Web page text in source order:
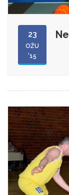
23
OŽU
'15